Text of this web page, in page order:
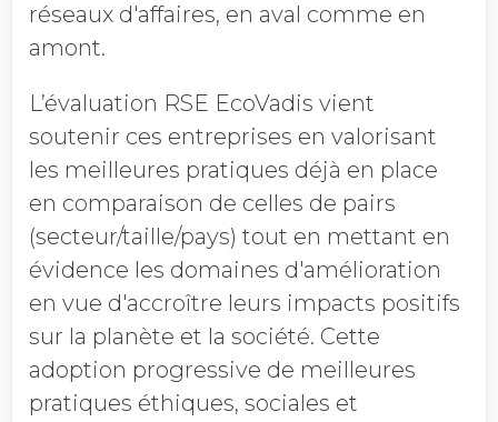
réseaux d'affaires, en aval comme en
amont.
L’évaluation RSE EcoVadis vient
soutenir ces entreprises en valorisant
les meilleures pratiques déjà en place
en comparaison de celles de pairs
(secteur/taille/pays) tout en mettant en
évidence les domaines d'amélioration
en vue d'accroître leurs impacts positifs
sur la planète et la société. Cette
adoption progressive de meilleures
pratiques éthiques, sociales et